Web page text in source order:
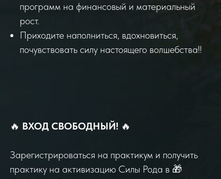
программ на финансовый и материальный
рост.
Приходите наполниться, вдохновиться,
почувствовать силу настоящего волшебства!!
🔥 ВХОД СВОБОДНЫЙ! 🔥
Зарегистрироваться на практикум и получить
практику на активизацию Силы Рода в 🎁